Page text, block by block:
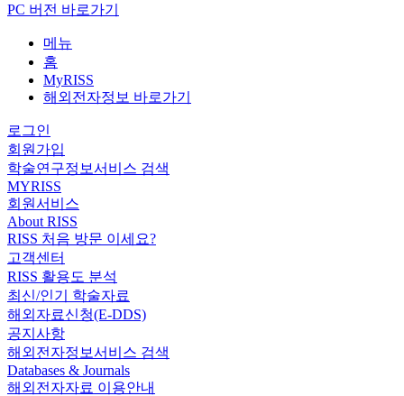
PC 버전 바로가기
메뉴
홈
MyRISS
해외전자정보 바로가기
로그인
회원가입
학술연구정보서비스 검색
MYRISS
회원서비스
About RISS
RISS 처음 방문 이세요?
고객센터
RISS 활용도 분석
최신/인기 학술자료
해외자료신청(E-DDS)
공지사항
해외전자정보서비스 검색
Databases & Journals
해외전자자료 이용안내